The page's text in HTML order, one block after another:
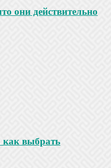
они действительно
выбрать